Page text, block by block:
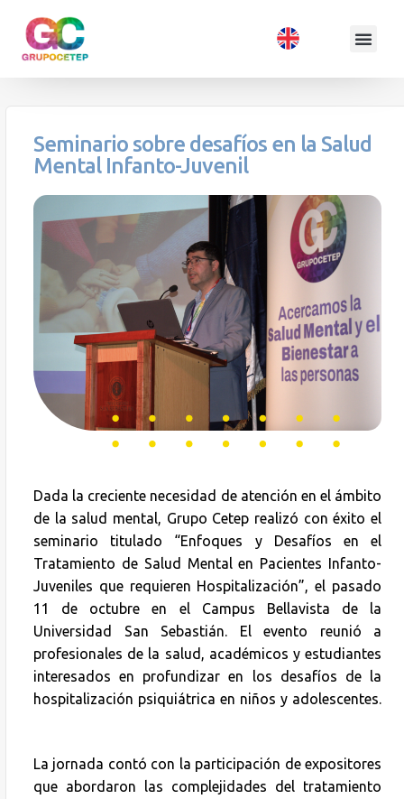
Seminario sobre desafíos en la Salud
Mental Infanto-Juvenil
Dada la creciente necesidad de atención en el ámbito
de la salud mental, Grupo Cetep realizó con éxito el
seminario titulado “Enfoques y Desafíos en el
Tratamiento de Salud Mental en Pacientes Infanto-
Juveniles que requieren Hospitalización”, el pasado
11 de octubre en el Campus Bellavista de la
Universidad San Sebastián. El evento reunió a
profesionales de la salud, académicos y estudiantes
interesados en profundizar en los desafíos de la
hospitalización psiquiátrica en niños y adolescentes.
La jornada contó con la participación de expositores
que abordaron las complejidades del tratamiento